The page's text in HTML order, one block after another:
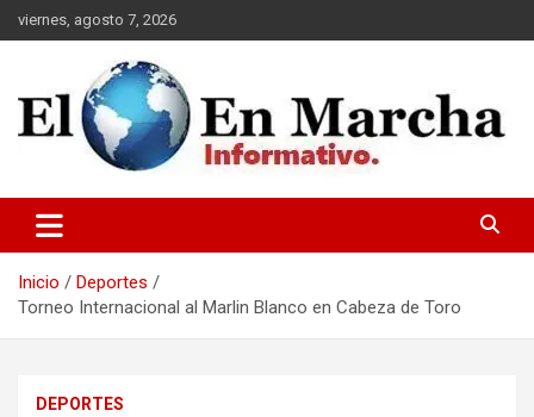
Saltar
al
viernes, agosto 7, 2026
elmundoenmarcha.net
Inicio
Deportes
Torneo Internacional al Marlin Blanco en Cabeza de Toro
DEPORTES